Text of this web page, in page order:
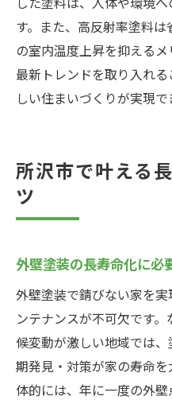
す。また、高反射率塗料
の室内温度上昇を抑える
最新トレンドを取り入れ
しい住まいづくりが実現で
所沢市で叶える
ツ
外壁塗装の長寿命化に必
外壁塗装で錆びない家を
ンテナンスが不可欠です
候変動が激しい地域では
期発見・対策が家の寿命
体的には、年に一度の外